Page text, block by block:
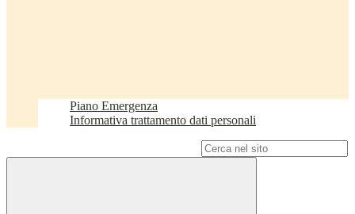
Piano Emergenza
Informativa trattamento dati personali